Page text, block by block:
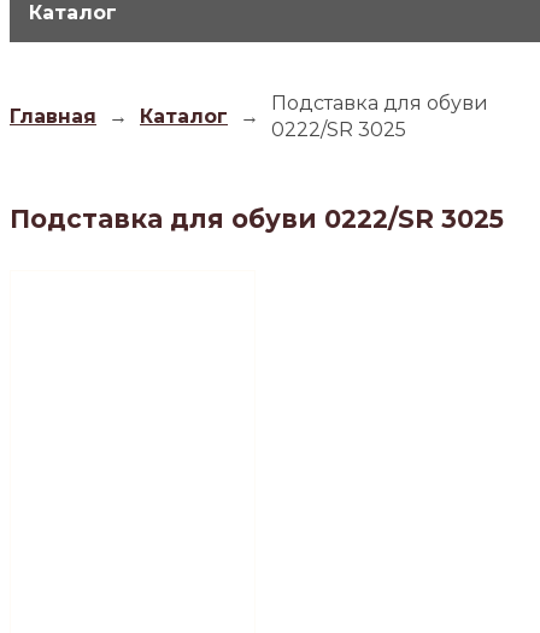
Каталог
Главная → Каталог →
Подставка для обуви
0222/SR 3025
Подставка для обуви 0222/SR 3025